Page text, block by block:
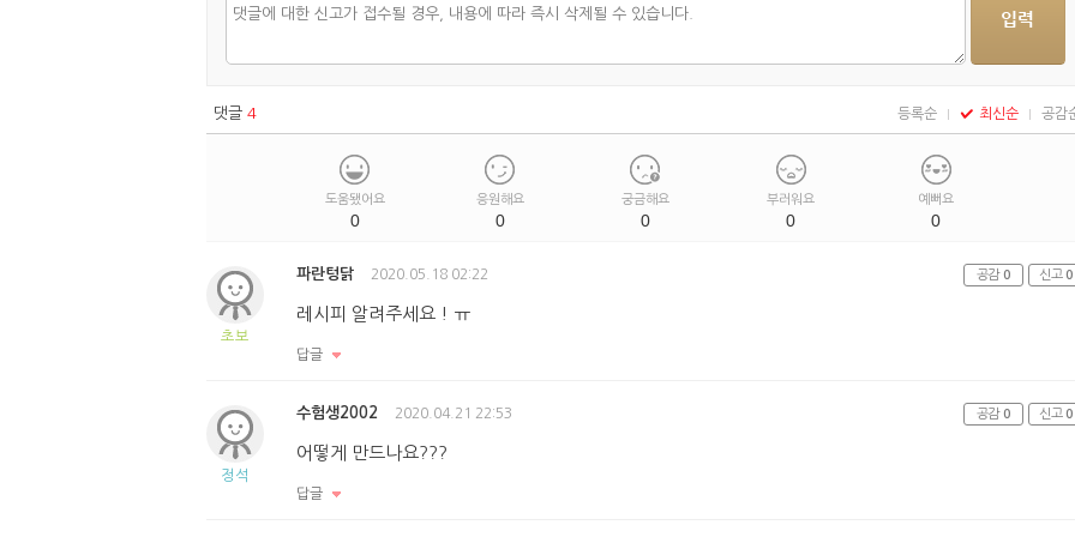
댓글 4 등록순 최신순 공감
도움됐어요
0
응원해요
0
궁금해요
0
부러워요
0
예뻐요
0
초보
파란텅닭 2020.05.18 02:22
레시피 알려주세요 ! ㅠ
답글
공감 0 신고 0
정석
수험생2002 2020.04.21 22:53
어떻게 만드나요???
답글
공감 0 신고 0